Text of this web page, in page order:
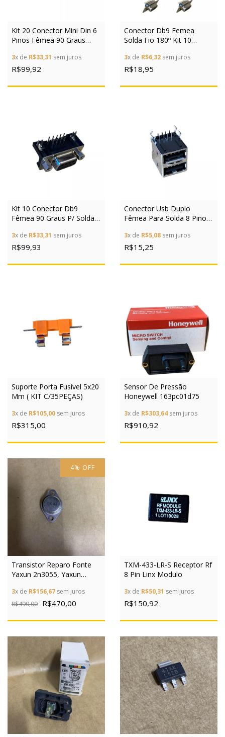
Kit 20 Conector Mini Din 6
Pinos Fêmea 90 Graus
3x de R$33,31 sem juros
R$99,92
Conector Db9 Femea
Solda Fio 180º Kit 10
3x de R$6,32 sem juros
R$18,95
Kit 10 Conector Db9
Fêmea 90 Graus P/ Solda
3x de R$33,31 sem juros
R$99,93
Conector Usb Duplo
Fêmea Para Solda 8 Pinos
3x de R$5,08 sem juros
R$15,25
Suporte Porta Fusível 5x20
Mm ( KIT C/35PEÇAS)
3x de R$105,00 sem juros
R$315,00
Sensor De Pressão
Honeywell 163pc01d75
3x de R$303,64 sem juros
R$910,92
4% OFF
Transistor Reparo Fonte
Yaxun 2n3055, Yaxun
3x de R$156,67 sem juros
R$490,00 R$470,00
TXM-433-LR-S Receptor Rf
8 Pin Linx Modulo
3x de R$50,31 sem juros
R$150,92